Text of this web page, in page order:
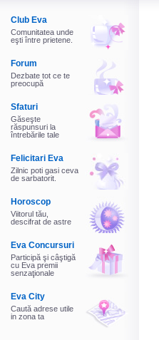
Club Eva
Comunitatea unde
eşti între prietene.
Forum
Dezbate tot ce te
preocupă
Sfaturi
Găseşte
răspunsuri la
întrebările tale
Felicitari Eva
Zilnic poti gasi ceva
de sarbatorit.
Horoscop
Viitorul tău,
descifrat de astre
Eva Concursuri
Participă şi câştigă
cu Eva premii
senzaţionale
Eva City
Caută adrese utile
in zona ta